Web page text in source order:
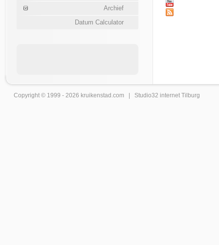
Archief
Datum Calculator
Copyright © 1999 - 2026 kruikenstad .com | Studio32 internet Tilburg